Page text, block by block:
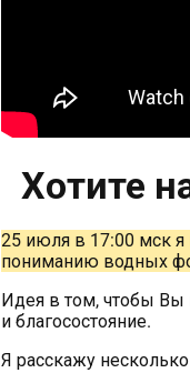
Хотите
25 июля в 17:00 мск
пониманию водных
Идея в том, чтобы Вы
и благосостояние.
Я расскажу